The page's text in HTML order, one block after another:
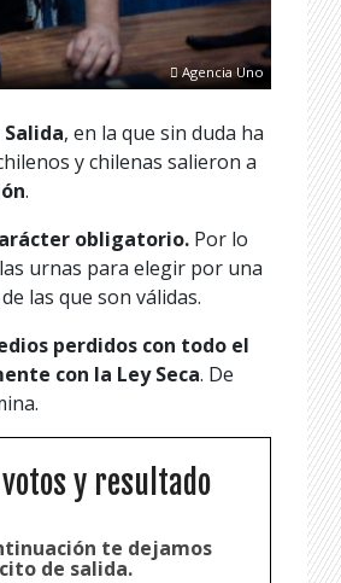
Agencia Uno
, en la que sin duda ha
y chilenas salieron a
.
obligatorio. Por lo
urnas para elegir por una
las que son válidas.
perdidos con todo el
con la Ley Seca. De
votos y resultado
te dejamos
de salida.